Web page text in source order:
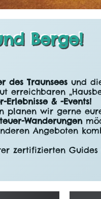
Berge!
des Traunseesund
Erlebnisse & -Events!
planen wir gerne
Wanderungen
Angeboten
zertifizierten